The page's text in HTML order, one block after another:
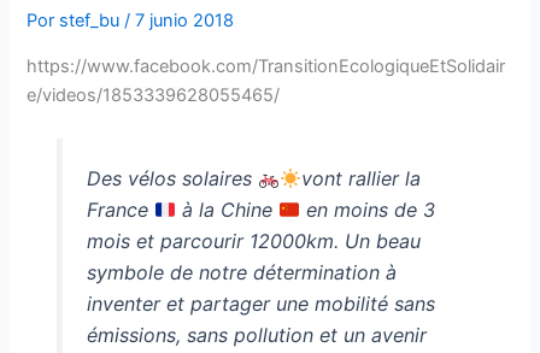
Por stef_bu/7 junio 2018
https://www.facebook.com/TransitionEcologiqueEtSolidair
e/videos/1853339628055465/
Des vélos solaires
vont rallier la
France
à la Chine
en moins de 3
mois et parcourir 12000km. Un beau
symbole de notre détermination à
inventer et partager une mobilité sans
émissions, sans pollution et un avenir